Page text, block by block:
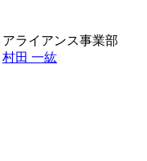
アライアンス事業部
村田 一紘